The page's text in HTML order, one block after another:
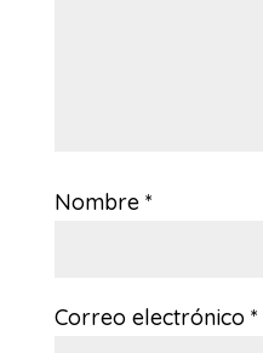
Nombre *
Correo electrónico *